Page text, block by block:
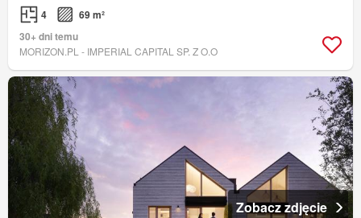
4
69 m²
30+ dni temu
MORIZON.PL - IMPERIAL CAPITAL SP. Z O.O
Zobacz zdjęcie